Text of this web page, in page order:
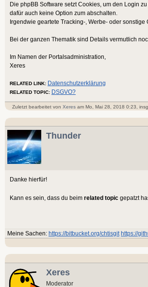
Die phpBB Software setzt Cookies, um den Login
dafür auch keine Option zum abschalten.
Irgendwie geartete Tracking-, Werbe- oder
Bei der ganzen Thematik sind Details vermutlich
Im Namen der Portalsadministration,
Xeres
RELATED LINK: Datenschutzerklärung
RELATED TOPIC: DSGVO?
Zuletzt bearbeitet von Xeresam Mo, Mai 28, 2018 0:23,
Thunder
Danke hierfür!
Kann es sein, dass du beim related topic gepatzt
Meine Sachen: https://bitbucket.org/chtisgit https://
Xeres
Moderator